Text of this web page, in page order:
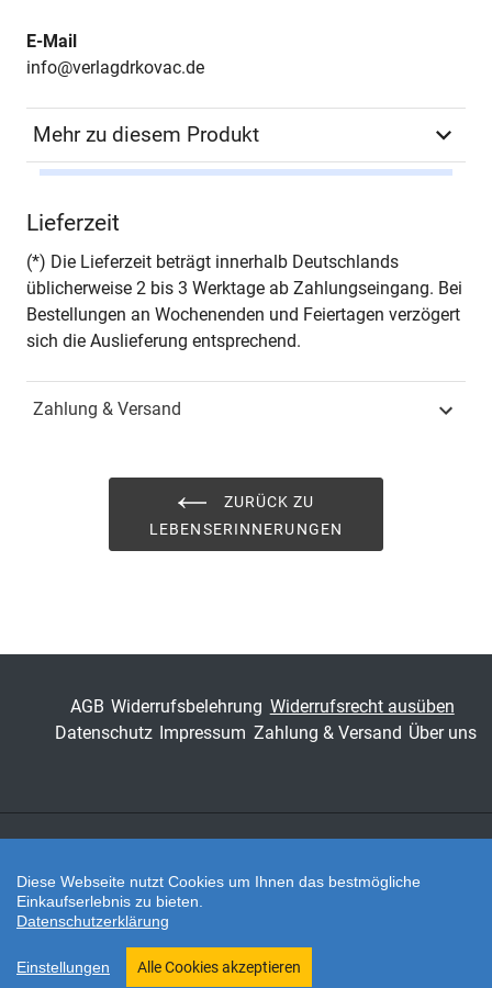
E-Mail
info@verlagdrkovac.de
Mehr zu diesem Produkt
Seiten
Jahr Hamburg 2008
Schriftenreihe
71
Lieferzeit
(*) Die Lieferzeit beträgt innerhalb Deutschlands
üblicherweise 2 bis 3 Werktage ab Zahlungseingang. Bei
Bestellungen an Wochenenden und Feiertagen verzögert
sich die Auslieferung entsprechend.
Zahlung & Versand
ZURÜCK ZU
LEBENSERINNERUNGEN
AGB Widerrufsbelehrung Widerrufsrecht ausüben
Datenschutz Impressum Zahlung & Versand Über uns
Twitter
Shop erstellt mit VersaCommerce.
Diese Webseite nutzt Cookies um Ihnen das bestmögliche
Einkaufserlebnis zu bieten.
Datenschutzerklärung
Einstellungen Alle Cookies akzeptieren